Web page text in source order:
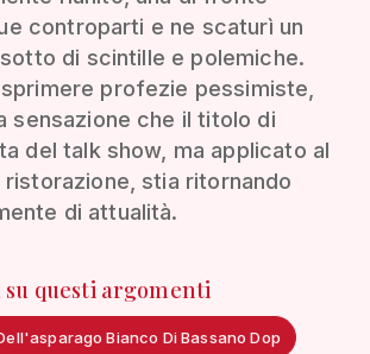
controparti e ne scaturì un
di scintille e polemiche.
profezie pessimiste,
sensazione che il titolo di
del talk show, ma applicato al
ristorazione, stia ritornando
di attualità.
su questi argomenti
Bianco Di Bassano Dop